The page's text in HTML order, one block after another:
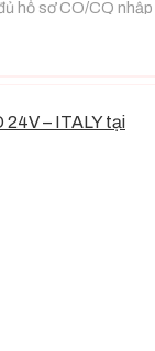
hồ sơ CO/CQ nhập